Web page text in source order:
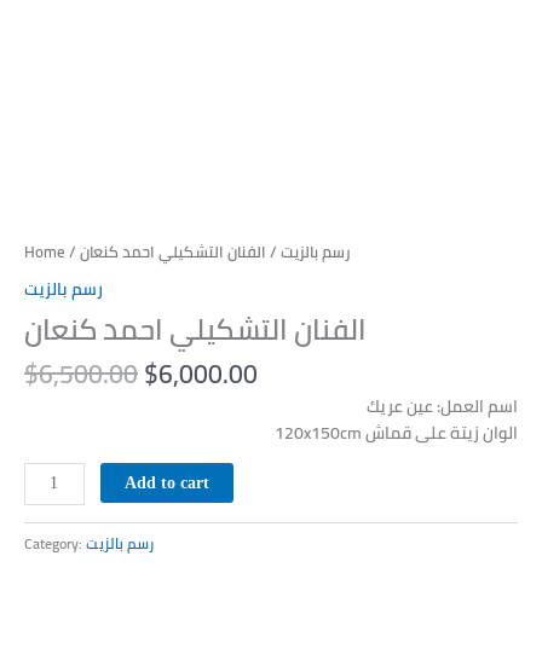
Home/ رسم بالزيت/ الفنان التشكيلي احمد كنعان
رسم بالزيت
الفنان التشكيلي احمد كنعان
$6,500.00$6,000.00
اسم العمل: عين عريك
الوان زيتة على قماش 120x150cm
Add to cart
Category:رسم بالزيت